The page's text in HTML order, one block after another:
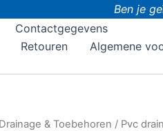
Ben je
Contactgegevens
Retouren
Algemene
Drainage & Toebehoren / Pvc